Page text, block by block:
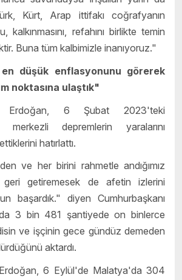
Kürt, Arap ittifakı coğrafyanın
kalkınmasını, refahını birlikte temin
Buna tüm kalbimizle inanıyoruz."
düşük enflasyonunu görerek
noktasına ulaştık"
Erdoğan, 6 Şubat 2023'teki
merkezli depremlerin yaralarını
hatırlattı.
ve her birini rahmetle andığımız
geri getiremesek de afetin izlerini
başardık." diyen Cumhurbaşkanı
3 bin 481 şantiyede on binlerce
ve işçinin gece gündüz demeden
aktardı.
Erdoğan, 6 Eylül'de Malatya'da 304